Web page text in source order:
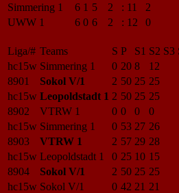
Simmering 1
6 1 5 2 : 11
2
UWW 1
6 0 6 2 : 12 0
Liga/# Teams S P S1 S2 S3
hc15w Simmering 1 0 20 8
12
8901
Sokol V/1 2 50 25 25
hc15w Leopoldstadt 1 2 50 25 25
8902
VTRW 1 0 0 0
0
hc15w Simmering 1 0 53 27 26
8903
VTRW 1 2 57 29 28
hc15w Leopoldstadt 1 0 25 10 15
8904
Sokol V/1 2 50 25 25
hc15w Sokol V/1 0 42 21 21